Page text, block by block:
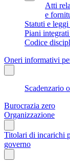
Atti
e
Statuti e
Piani
Codice
Oneri informativi
Scadenzario
Burocrazia zero
Organizzazione
Titolari di incarichi
governo